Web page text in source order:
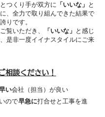
つくり手が双方に 「いいな」 と
、全力で取り組んできた結果で
りです。
覧いただき、
「いいな」 と感じ
是非一度イイナスタイルにご来
相談ください！
い会社（担当）が良い
ので早急に打合せと工事を進